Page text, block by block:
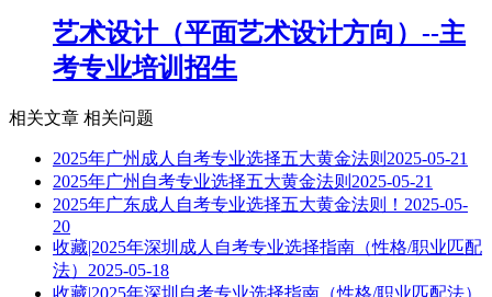
艺术设计（平面艺术设计方向）--主
考专业培训招生
相关文章 相关问题
2025年广州成人自考专业选择五大黄金法则 2025-05-21
2025年广州自考专业选择五大黄金法则 2025-05-21
2025年广东成人自考专业选择五大黄金法则！ 2025-05-
20
收藏|2025年深圳成人自考专业选择指南（性格/职业匹配
法） 2025-05-18
收藏|2025年深圳自考专业选择指南（性格/职业匹配法）